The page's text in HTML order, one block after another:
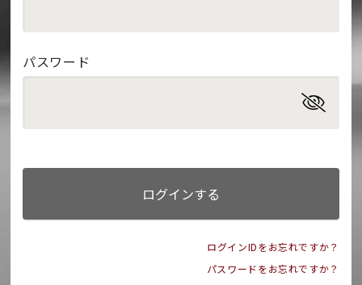
パスワード
ログインする
ログインIDをお忘れですか？
パスワードをお忘れですか？